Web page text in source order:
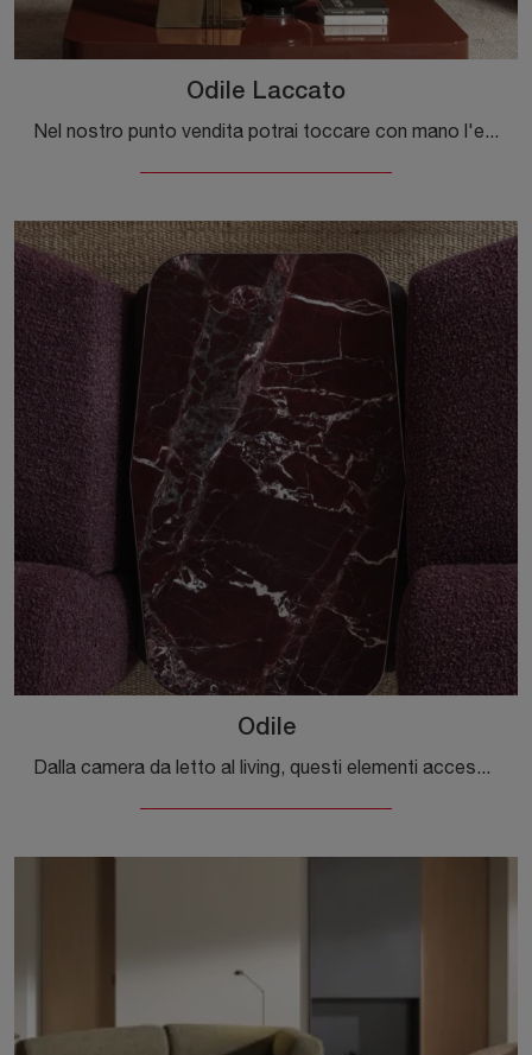
Odile Laccato
Nel nostro punto vendita potrai toccare con mano l'eccellenza dei modelli di tavolini design in laccato del marchio, proprio come questa soluzione in ...
Odile
Dalla camera da letto al living, questi elementi accessori si rivelano oggetti imprescindibili per completare perfettamente le qualità pratiche e il ...